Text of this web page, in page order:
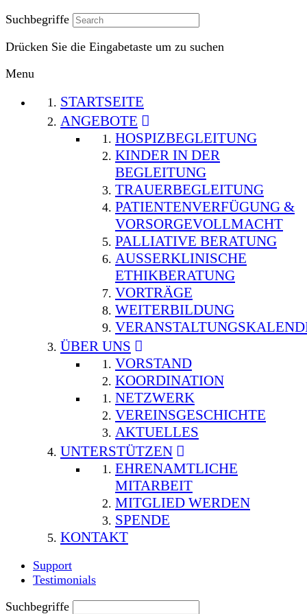
Suchbegriffe
Drücken Sie die Eingabetaste um zu suchen
Menu
STARTSEITE
ANGEBOTE
HOSPIZBEGLEITUNG
KINDER IN DER
BEGLEITUNG
TRAUERBEGLEITUNG
PATIENTENVERFÜGUNG &
VORSORGEVOLLMACHT
PALLIATIVE BERATUNG
AUSSERKLINISCHE E
THIKBERATUNG
VORTRÄGE
WEITERBILDUNG
ÜBER UNS
VORSTAND
KOORDINATION
NETZWERK
VEREINSGESCHICHTE
AKTUELLES
UNTERSTÜTZEN
EHRENAMTLICHE
MITARBEIT
MITGLIED WERDEN
SPENDE
KONTAKT
Support
Testimonials
Suchbegriffe